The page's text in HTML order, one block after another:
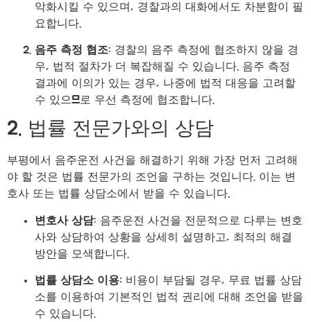
악화시킬 수 있으며, 경찰과의 대화에서도 차분함이 필
요합니다.
음주 측정 협조: 경찰의 음주 측정에 협조하지 않을 경
우, 법적 절차가 더 복잡해질 수 있습니다. 음주 측정
결과에 이의가 있는 경우, 나중에 법적 대응을 고려할
수 있으므로 우선 측정에 협조합니다.
2. 법률 전문가와의 상담
부평에서 음주운전 사건을 해결하기 위해 가장 먼저 고려해
야 할 것은 법률 전문가의 조언을 구하는 것입니다. 이는 변
호사 또는 법률 상담소에서 받을 수 있습니다.
변호사 상담: 음주운전 사건을 전문적으로 다루는 변호
사와 상담하여 상황을 상세히 설명하고, 최적의 해결
방안을 모색합니다.
법률 상담소 이용: 비용이 부담될 경우, 무료 법률 상담
소를 이용하여 기본적인 법적 권리에 대해 조언을 받을
수 있습니다.